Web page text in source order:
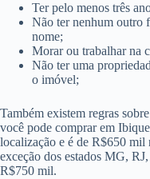
Ter pelo menos três
Não ter nenhum outro
nome;
Morar ou trabalhar na
Não ter uma
o imóvel;
Também existem regras
você pode comprar em
localização e é de R$650 mil
exceção dos estados MG,
R$750 mil.